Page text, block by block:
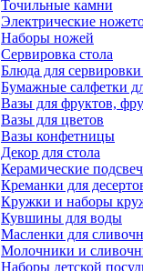
Точильные камни
Электрические
Наборы ножей
Сервировка стола
Блюда для сервировки
Бумажные салфетки
Вазы для фруктов,
Вазы для цветов
Вазы конфетницы
Декор для стола
Керамические
Креманки для
Кружки и наборы
Кувшины для воды
Масленки для
Молочники и
Наборы детской